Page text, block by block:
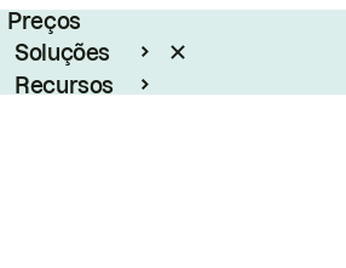
Preços
Soluções
Recursos